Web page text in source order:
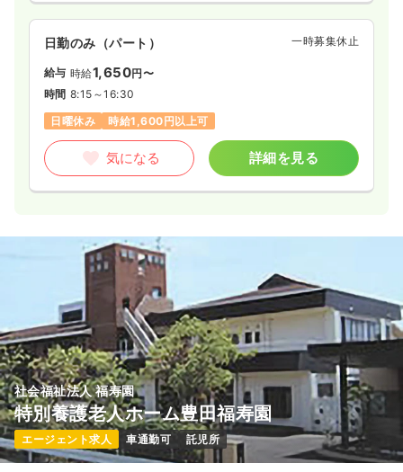
日勤のみ（パート） 一時募集休止
給与 時給1,650円〜
時間 8:15～16:30
日曜休み
時給1,600円以上可
気になる 詳細を見る
社会福祉法人 福寿園
特別養護老人ホーム豊田福寿園
エージェント求人 車通勤可 託児所